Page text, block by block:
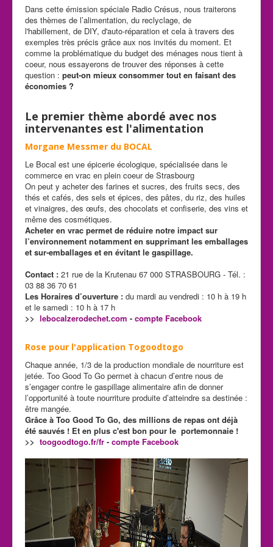
Dans cette émission spéciale Radio Crésus, nous traiterons
des thèmes de l’alimentation, du reclyclage, de
l'habillement, de DIY, d'auto-réparation et cela à travers des
exemples très précis grâce aux nos invités du moment. Et
comme la problématique du budget des ménages nous tient à
coeur, nous essayerons de trouver des réponses à cette
question : peut-on mieux consommer tout en faisant des
économies ?
Le premier thème abordé avec nos
intervenantes est l'alimentation
Morgane Messmer du BOCAL
Le Bocal est une épicerie écologique, spécialisée dans le
commerce en vrac en plein coeur de Strasbourg
On peut y acheter des farines et sucres, des fruits secs, des
thés et cafés, des sels et épices, des pâtes, du riz, des huiles
et vinaigres, des œufs, des chocolats et confiserie, des vins et
même des cosmétiques.
Acheter en vrac permet de réduire notre impact sur
l’environnement notamment en supprimant les emballages
et sur-emballages et en évitant le gaspillage.
Contact : 21 rue de la Krutenau 67 000 STRASBOURG - Tél. :
03 88 36 70 61
Les Horaires d’ouverture : du mardi au vendredi : 10 h à 19 h
et le samedi : 10 h à 17 h
>> lebocalzerodechet.com - compte Facebook
Rose pour l'application Togoodtogo
Chaque année, 1/3 de la production mondiale de nourriture est
jetée. Too Good To Go permet à chacun d’entre nous de
s’engager contre le gaspillage alimentaire afin de donner
l’opportunité à toute nourriture produite d’atteindre sa destinée :
être mangée.
Grâce à Too Good To Go, des millions de repas ont déjà
été sauvés ! Et en plus c'est bon pour le portemonnaie !
>> toogoodtogo.fr/fr - compte Facebook